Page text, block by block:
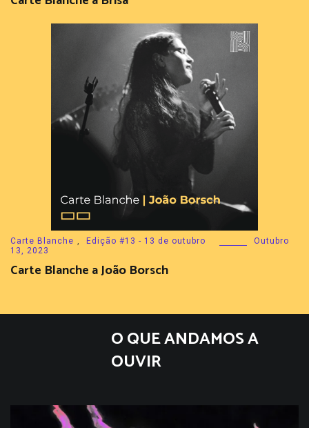
Carte Blanche Edição #13 - 13 de outubro
Outubro
13, 2023
Carte Blanche a João Borsch
O QUE ANDAMOS A
OUVIR